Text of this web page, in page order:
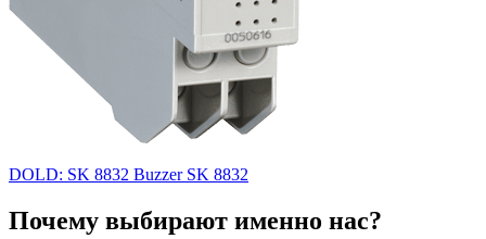
DOLD: SK 8832 Buzzer SK 8832
Почему выбирают именно нас?